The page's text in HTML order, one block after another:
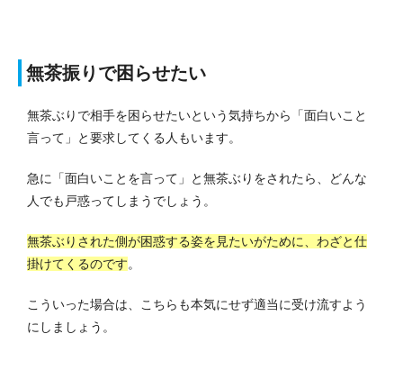
無茶振りで困らせたい
無茶ぶりで相手を困らせたいという気持ちから「面白いこと
言って」と要求してくる人もいます。
急に「面白いことを言って」と無茶ぶりをされたら、どんな
人でも戸惑ってしまうでしょう。
無茶ぶりされた側が困惑する姿を見たいがために、わざと仕
掛けてくるのです。
こういった場合は、こちらも本気にせず適当に受け流すよう
にしましょう。